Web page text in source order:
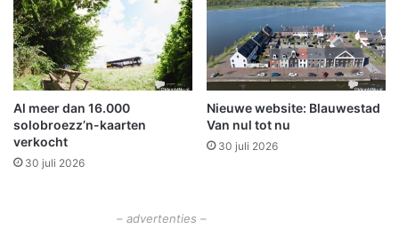
t
o
'
s
i
n
S
c
h
Al meer dan 16.000
solobroezz’n-kaarten
verkocht
30 juli 2026
Nieuwe website: Blauwestad
Van nul tot nu
30 juli 2026
– advertenties –